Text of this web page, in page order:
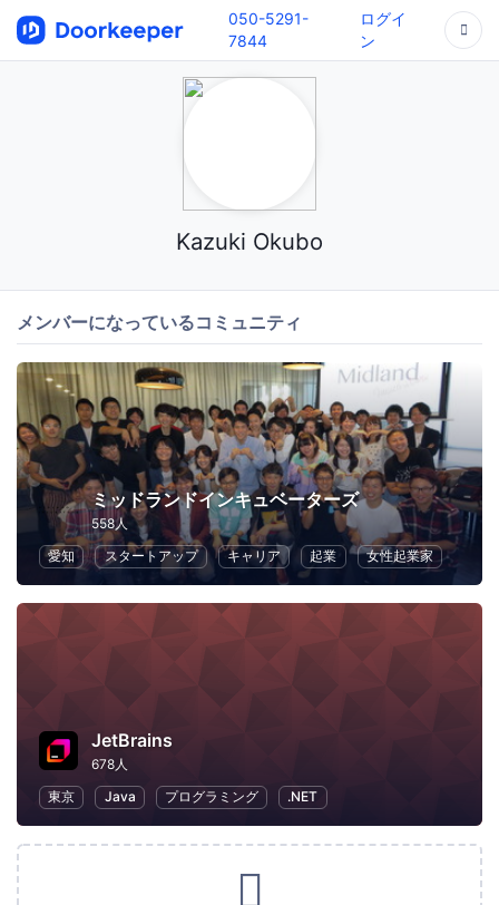
050-5291-
7844
ログイ
ン
Kazuki Okubo
メンバーになっているコミュニティ
ミッドランドインキュベーターズ
558人
愛知
スタートアップ キャリア 起業 女性起業家
JetBrains
678人
東京
Java プログラミング .NET